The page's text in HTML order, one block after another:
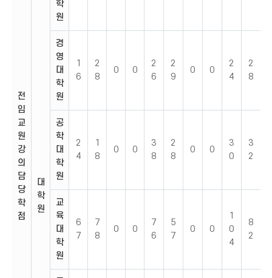
전
임
교
원
강
의
담
당
학
점
대
학
원
학
원
경
영
대
학
원
1
6
2
8
0 0
2
6
2
9
0 0
2
4
2
8
공
학
대
학
원
2
4
1
8
0 0
3
8
2
8
0 0
3
0
3
2
교
육
대
학
원
6
7
7
8
0 0
7
6
5
7
0 0
1
0
4
8
2